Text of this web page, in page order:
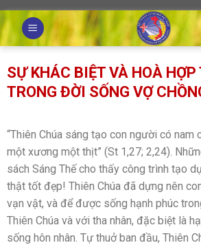
Skip
to
content
SỰ KHÁC BIỆT VÀ HOÀ HỢP
TRONG ĐỜI SỐNG VỢ
“Thiên Chúa sáng tạo con người có nam
một xương một thịt” (St 1,27; 2,24).
sách Sáng Thế cho thấy công trình tạo
thật tốt đẹp! Thiên Chúa đã dựng nên
vạn vật, và để được sống hạnh phúc
Thiên Chúa và với tha nhân, đặc biệt là
sống hôn nhân. Tự thuở ban đầu, Thiên